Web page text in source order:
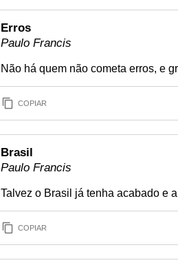
Erros
Paulo Francis
Não há quem não cometa erros, e
COPIAR
Brasil
Paulo Francis
Talvez o Brasil já tenha acabado e
COPIAR